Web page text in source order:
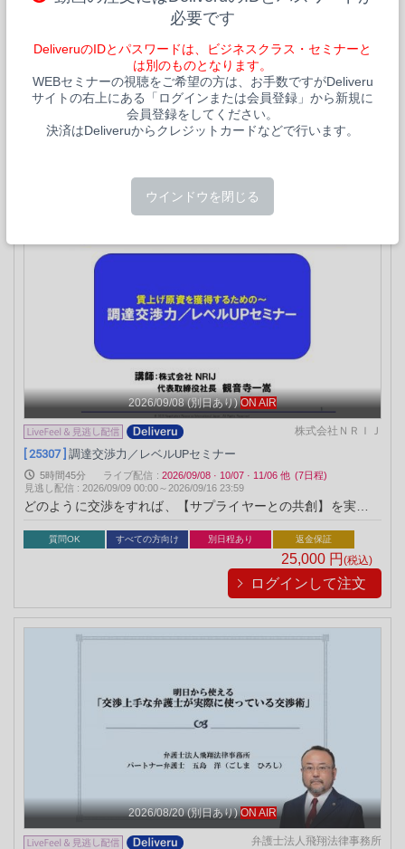
社長が身を乗り出す！保険営業マンのための「事業承継」
の基礎知識
ライブ配信 :2026/08/18·09/17 ·10/16
見逃し配信 : 2026/09/18 00:00～2026/09/25 23:59
事業承継と生命保険は密接な関係にありますが、その重要性を
正しく理解し、経営者に的確に提案できる営業マンは多くあり
ません。本セミナーでは、事業承継実務の基本から最新の手法
継のプロセスで不可欠な存在として信頼される営業力を高めま
質問OK すべての方向け 別日程あり 返金保証
2026/09/08 (別日あり) ON AIR
株式会社ＮＲＩＪ
[ 25307 ] 調達交渉力／レベルUPセミナー
5時間45分 ライブ配信 : 2026/09/08 · 10/07 · 11/06 他 (7日程)
見逃し配信 : 2026/09/09 00:00～ 2026/09/16 23:59
どのように交渉をすれば、【サプライヤーとの共創】を実現で
質問OK すべての方向け 別日程あり 返金保証
25,000 円 (税込)
ログインして注文
2026/08/20 (別日あり) ON AIR
弁護士法人飛翔法律事務所
必要です
DeliveruのIDとパスワードは、ビジネスクラス・セミナーと
は別のものとなります。
WEBセミナーの視聴をご希望の方は、お手数ですがDeliveru
サイトの右上にある「ログインまたは会員登録」から新規に
会員登録をしてください。
決済はDeliveruからクレジットカードなどで行います。
ウインドウを閉じる